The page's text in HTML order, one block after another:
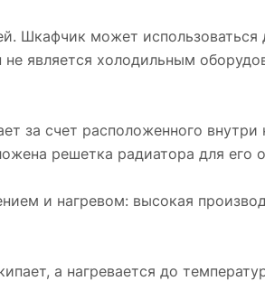
Шкафчик может использоваться
является холодильным
за счет расположенного
решетка радиатора для его
и нагревом: высокая
а нагревается до